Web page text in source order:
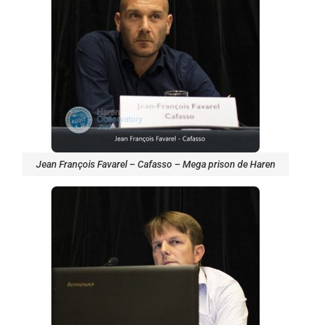
Jean François Favarel – Cafasso – Mega prison de Haren